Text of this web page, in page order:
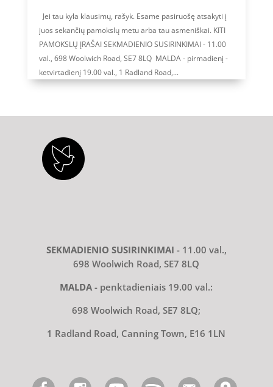
Jei tau kyla klausimų, rašyk. Esame pasiruošę atsakyti į
juos sekančių pamokslų metu arba tau asmeniškai. KITI
PAMOKSLŲ ĮRAŠAI SEKMADIENIO SUSIRINKIMAI - 11.00
val., 698 Woolwich Road, SE7 8LQ MALDA - pirmadienį -
ketvirtadienį 19.00 val., 1 Radland Road,...
SEKMADIENIO SUSIRINKIMAI - 11.00 val.,
698 Woolwich Road, SE7 8LQ
MALDA- penktadieniais 19.00 val.:
698 Woolwich Road, SE7 8LQ;
1 Radland Road, Canning Town, E16 1LN